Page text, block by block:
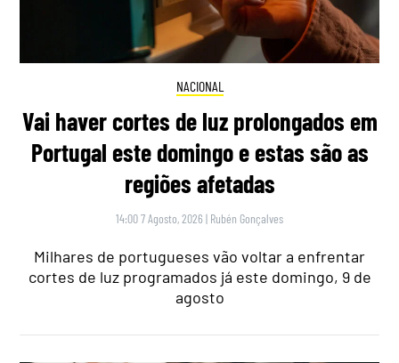
NACIONAL
Vai haver cortes de luz prolongados em
Portugal este domingo e estas são as
regiões afetadas
14:00 7 Agosto, 2026 | Rubén Gonçalves
Milhares de portugueses vão voltar a enfrentar
cortes de luz programados já este domingo, 9 de
agosto